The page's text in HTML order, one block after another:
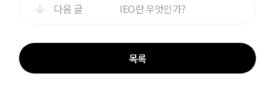
다음 글 IEO란 무엇인가?
목록